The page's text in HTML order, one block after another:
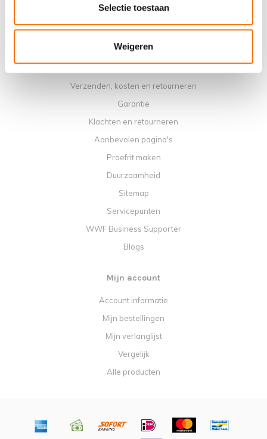
Selectie toestaan
Weigeren
Instructievideo's
Algemene voorwaarden
Privacybeleid
Verzenden, kosten en retourneren
Garantie
Klachten en retourneren
Aanbevolen pagina's
Proefrit maken
Duurzaamheid
Sitemap
Servicepunten
WWF Business Supporter
Blogs
Mijn account
Account informatie
Mijn bestellingen
Mijn verlanglijst
Vergelijk
Alle producten